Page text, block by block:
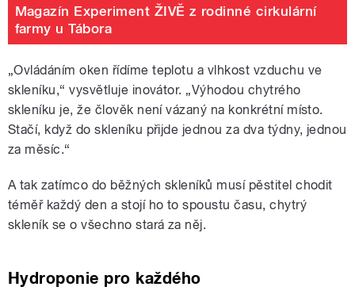
Magazín Experiment ŽIVĚ z rodinné cirkulární
farmy u Tábora
„Ovládáním oken řídíme teplotu a vlhkost vzduchu ve
skleníku,“ vysvětluje inovátor. „Výhodou chytrého
skleníku je, že člověk není vázaný na konkrétní místo.
Stačí, když do skleníku přijde jednou za dva týdny, jednou
za měsíc.“
A tak zatímco do běžných skleníků musí pěstitel chodit
téměř každý den a stojí ho to spoustu času, chytrý
skleník se o všechno stará za něj.
Hydroponie pro každého